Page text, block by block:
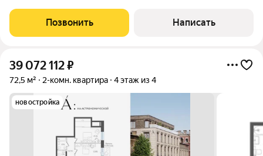
проживания, так и для сдачи в аренду. Квартира расположена в
современном, кирпичном доме 2009
Позвонить Написать
39 072 112₽
72,5 м² 2-комн. квартира 4 этаж из 4
новостройка